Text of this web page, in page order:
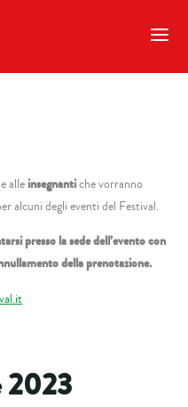
e alleinsegnantiche vorranno
alcuni degli eventi del Festival.
presso la sede dell’evento con
della prenotazione.
2023